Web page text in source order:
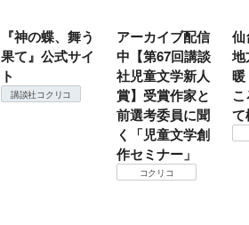
『神の蝶、舞う
果て』公式サイ
ト
講談社コクリコ
アーカイブ配信
中【第67回講談
社児童文学新人
賞】受賞作家と
前選考委員に聞
く「児童文学創
作セミナー」
コクリコ
仙
地
て